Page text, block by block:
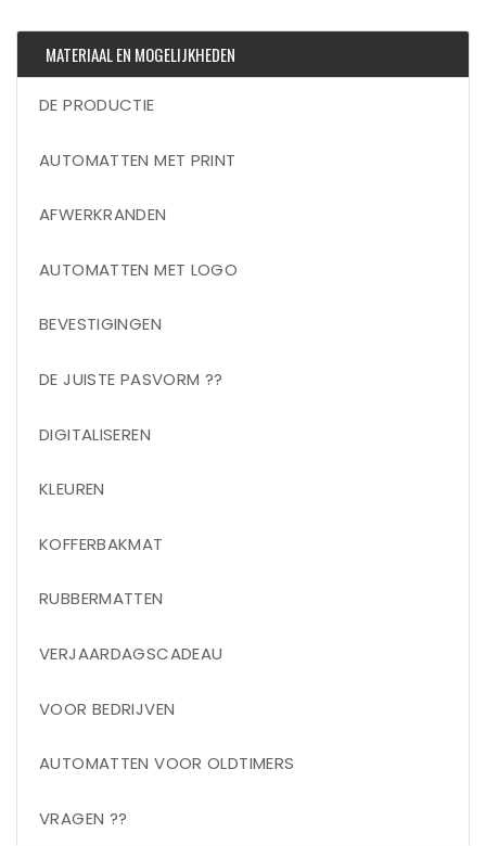
MATERIAAL EN MOGELIJKHEDEN
DE PRODUCTIE
AUTOMATTEN MET PRINT
AFWERKRANDEN
AUTOMATTEN MET LOGO
BEVESTIGINGEN
DE JUISTE PASVORM ??
DIGITALISEREN
KLEUREN
KOFFERBAKMAT
RUBBERMATTEN
VERJAARDAGSCADEAU
VOOR BEDRIJVEN
AUTOMATTEN VOOR OLDTIMERS
VRAGEN ??